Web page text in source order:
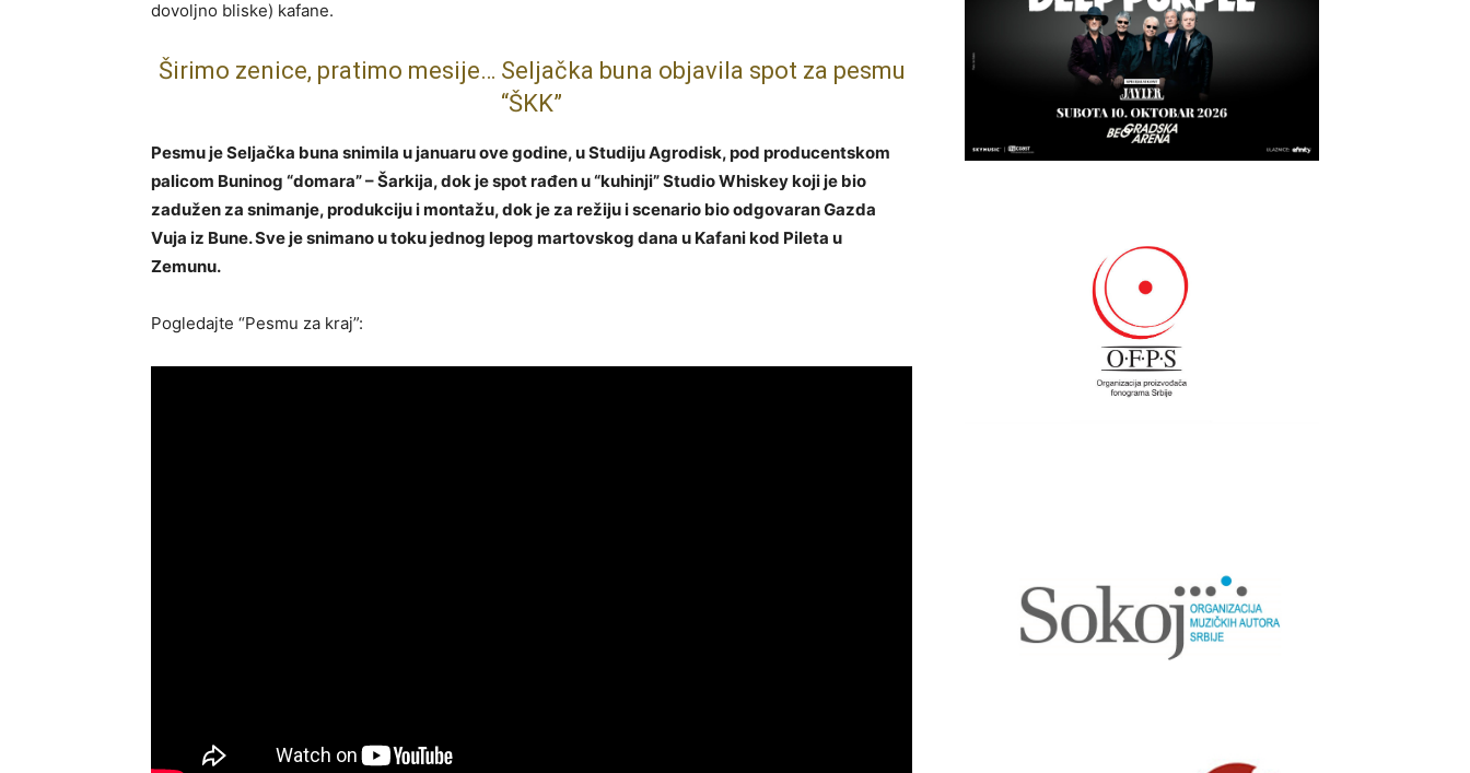
dovoljno bliske) kafane.
Širimo zenice, pratimo mesije… Seljačka buna objavila spot za pesmu
“ŠKK”
Pesmu je Seljačka buna snimila u januaru ove godine, u Studiju Agrodisk, pod producentskom
palicom Buninog “domara” – Šarkija, dok je spot rađen u “kuhinji” Studio Whiskey koji je bio
zadužen za snimanje, produkciju i montažu, dok je za režiju i scenario bio odgovaran Gazda
Vuja iz Bune. Sve je snimano u toku jednog lepog martovskog dana u Kafani kod Pileta u
Zemunu.
Pogledajte “Pesmu za kraj”: